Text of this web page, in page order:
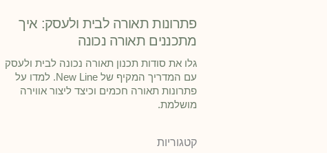
פתרונות תאורה לבית ולעסק: איך
מתכננים תאורה נכונה
גלו את סודות תכנון תאורה נכונה לבית ולעסק
עם המדריך המקיף של New Line. למדו על
פתרונות תאורה חכמים וכיצד ליצור אווירה
מושלמת.
קטגוריות